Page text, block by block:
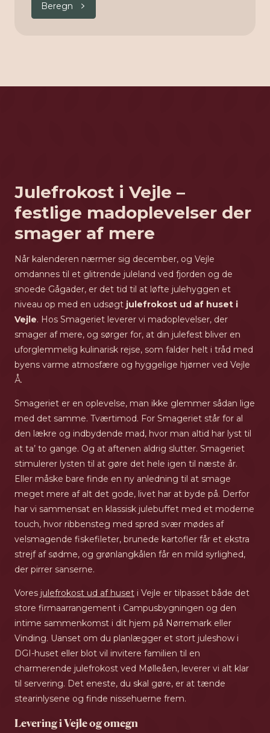
Beregn
Julefrokost i Vejle –
festlige madoplevelser der
smager af mere
Når kalenderen nærmer sig december, og Vejle
omdannes til et glitrende juleland ved fjorden og de
snoede Gågader, er det tid til at løfte julehyggen et
niveau op med en udsøgt julefrokost ud af huset i
Vejle. Hos Smageriet leverer vi madoplevelser, der
smager af mere, og sørger for, at din julefest bliver en
uforglemmelig kulinarisk rejse, som falder helt i tråd med
byens varme atmosfære og hyggelige hjørner ved Vejle
Å.
Smageriet er en oplevelse, man ikke glemmer sådan lige
med det samme. Tværtimod. For Smageriet står for al
den lækre og indbydende mad, hvor man altid har lyst til
at ta’ to gange. Og at aftenen aldrig slutter. Smageriet
stimulerer lysten til at gøre det hele igen til næste år.
Eller måske bare finde en ny anledning til at smage
meget mere af alt det gode, livet har at byde på. Derfor
har vi sammensat en klassisk julebuffet med et moderne
touch, hvor ribbensteg med sprød svær mødes af
velsmagende fiskefileter, brunede kartofler får et ekstra
strejf af sødme, og grønlangkålen får en mild syrlighed,
der pirrer sanserne.
Vores julefrokost ud af huset i Vejle er tilpasset både det
store firmaarrangement i Campusbygningen og den
intime sammenkomst i dit hjem på Nørremark eller
Vinding. Uanset om du planlægger et stort juleshow i
DGI-huset eller blot vil invitere familien til en
charmerende julefrokost ved Mølleåen, leverer vi alt klar
til servering. Det eneste, du skal gøre, er at tænde
stearinlysene og finde nissehuerne frem.
Levering i Vejle og omegn